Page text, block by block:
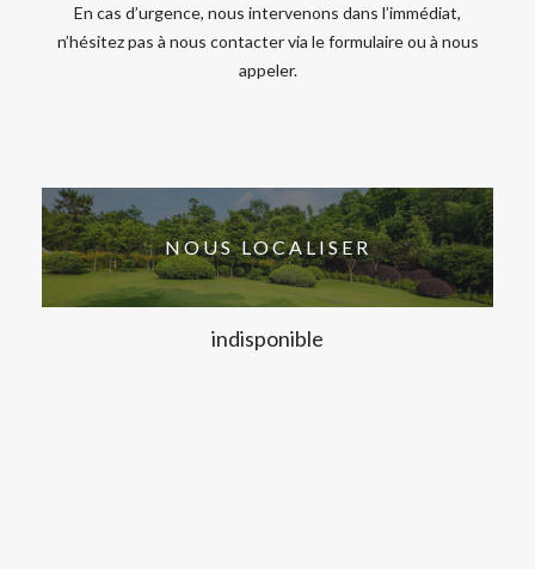
En cas d’urgence, nous intervenons dans l’immédiat,
n’hésitez pas à nous contacter via le formulaire ou à nous
appeler.
NOUS LOCALISER
indisponible